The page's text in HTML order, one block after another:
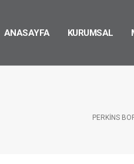
ANASAYFA KURUMSAL
PERKINS